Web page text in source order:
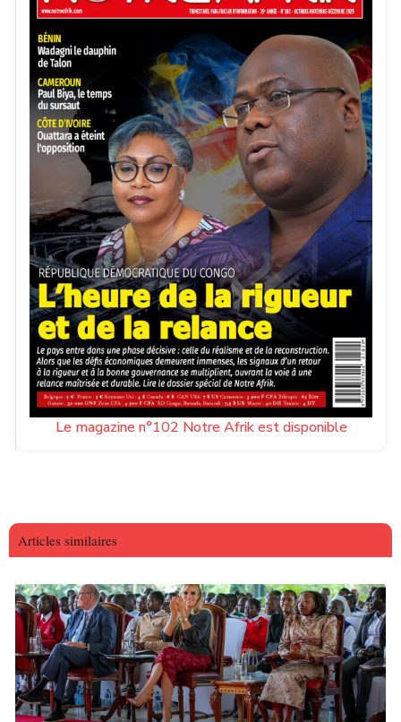
Le magazine n°102 Notre Afrik est disponible
Articles similaires